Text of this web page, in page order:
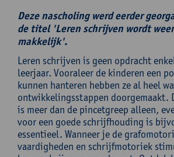
Deze nascholing werd eerder
de titel 'Leren schrijven wordt
makkelijk'.
Leren schrijven is geen opdracht
leerjaar. Vooraleer de kinderen een
kunnen hanteren hebben ze al heel
ontwikkelingsstappen doorgemaakt.
is meer dan de pincetgreep alleen,
voor een goede schrijfhouding is
essentieel. Wanneer je de
vaardigheden en schrijfmotoriek